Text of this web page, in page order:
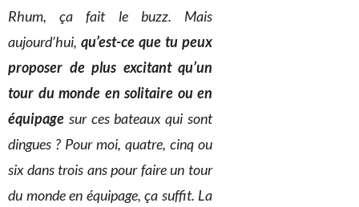
Rhum, ça fait le buzz. Mais
aujourd’hui, qu’est-ce que tu peux
proposer de plus excitant qu’un
tour du monde en solitaire ou en
équipage sur ces bateaux qui sont
dingues ? Pour moi, quatre, cinq ou
six dans trois ans pour faire un tour
du monde en équipage, ça suffit. La